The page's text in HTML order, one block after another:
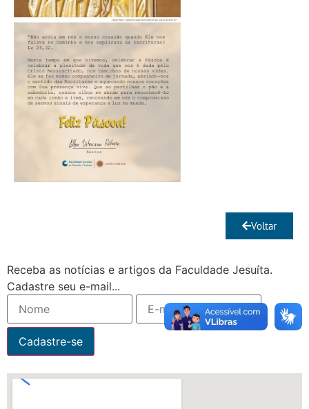
Voltar
Receba as notícias e artigos da Faculdade Jesuíta.
Cadastre seu e-mail...